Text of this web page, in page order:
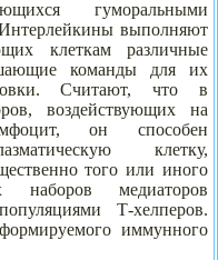
гуморальными
выполняют
клеткам различные
команды для их
Считают, что в
воздействующих на
он способен
клетку,
того или иного
наборов медиаторов
Т-хелперов.
иммунного